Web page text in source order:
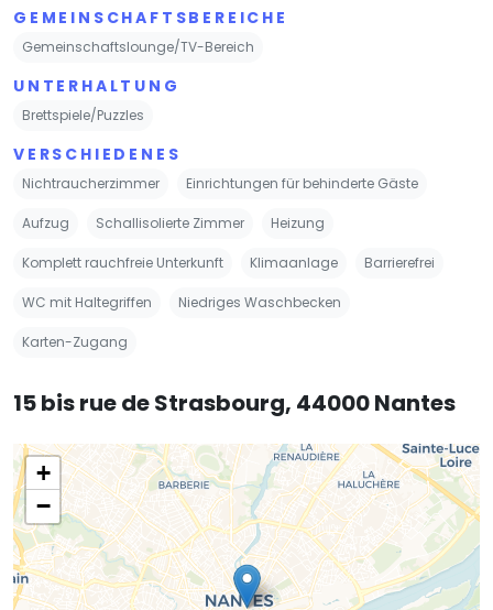
GEMEINSCHAFTSBEREICHE
Gemeinschaftslounge/TV-Bereich
UNTERHALTUNG
Brettspiele/Puzzles
VERSCHIEDENES
Nichtraucherzimmer Einrichtungen für behinderte Gäste
Aufzug Schallisolierte Zimmer Heizung
Komplett rauchfreie Unterkunft Klimaanlage Barrierefrei
WC mit Haltegriffen Niedriges Waschbecken
Karten-Zugang
15 bis rue de Strasbourg, 44000 Nantes
+
−